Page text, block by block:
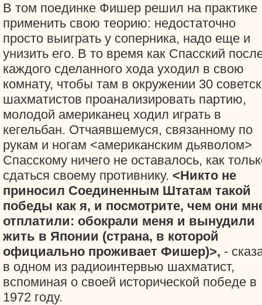
В том поединке Фишер решил на практике
применить свою теорию: недостаточно
просто выиграть у соперника, надо еще и
унизить его. В то время как Спасский
каждого сделанного хода уходил в свою
комнату, чтобы там в окружении 30
шахматистов проанализировать партию,
молодой американец ходил играть в
кегельбан. Отчаявшемуся, связанному по
рукам и ногам <американским дьяволом>
Спасскому ничего не оставалось, как
сдаться своему противнику. <Никто не
приносил Соединенным Штатам такой
победы как я, и посмотрите, чем они
отплатили: обокрали меня и вынудили
жить в Японии (страна, в которой
официально проживает Фишер)>, -
в одном из радиоинтервью шахматист,
вспоминая о своей исторической победе в
1972 году.